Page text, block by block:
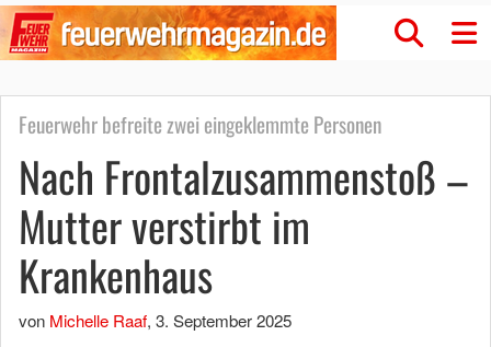
Feuerwehr befreite zwei eingeklemmte Personen
Nach Frontalzusammenstoß –
Mutter verstirbt im
Krankenhaus
von Michelle Raaf, 3. September 2025